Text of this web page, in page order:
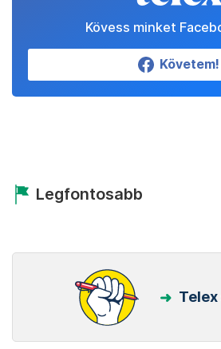
Kövess minket
Követem!
Legfontosabb
Telex